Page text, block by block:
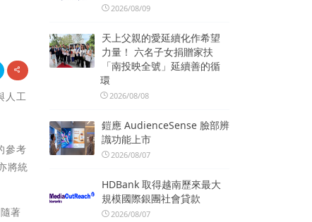
人工
參考
將統
著
2026/08/09
天上父親的愛延續化作希望
力量！ 六名子女捐贈家扶
「南投映全號」延續善的循
環
2026/08/08
鎧應 AudienceSense 臉部辨
識功能上市
2026/08/07
HDBank 取得越南歷來最大
規模國際銀團社會貸款
2026/08/07